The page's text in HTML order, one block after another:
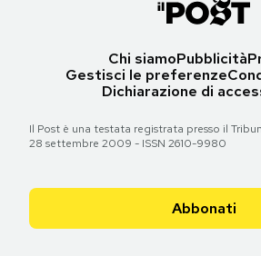
Chi siamoPubblicità
Gestisci le preferenze
Dichiarazione di
Il Post è una testata registrata presso il
28 settembre 2009 - ISSN 2610-9980
Abbonati